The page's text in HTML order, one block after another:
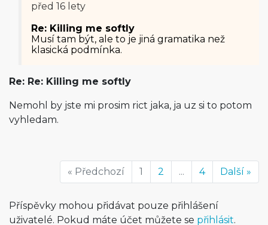
před 16 lety
Re: Killing me softly
Musí tam být, ale to je jiná gramatika než
klasická podmínka.
Re: Re: Killing me softly
Nemohl by jste mi prosim rict jaka, ja uz si to potom
vyhledam.
« Předchozí 1 2 ... 4 Další »
Příspěvky mohou přidávat pouze přihlášení
uživatelé. Pokud máte účet můžete se přihlásit.